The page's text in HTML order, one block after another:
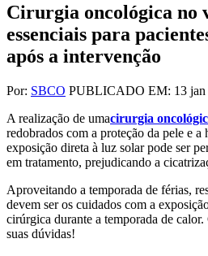
Cirurgia oncológica no
essenciais para
após a intervenção
Por: SBCO PUBLICADO EM: 13 jan
A realização de umacirurgia
redobrados com a proteção da pele e a
exposição direta à luz solar pode ser
em tratamento, prejudicando a
Aproveitando a temporada de férias,
devem ser os cuidados com a
cirúrgica durante a temporada de
suas dúvidas!